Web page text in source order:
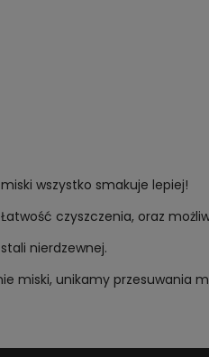
wszystko smakuje lepiej!
czyszczenia, oraz
nierdzewnej.
miski, unikamy przesuwania